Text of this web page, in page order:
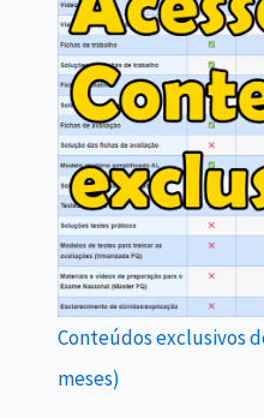
Conteúdos exclusivos
meses)